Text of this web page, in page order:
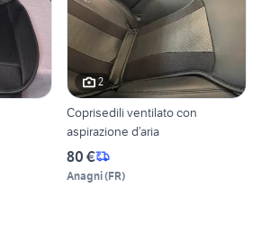
2
Coprisedili ventilato con
aspirazione d’aria
80 €
Anagni(FR)